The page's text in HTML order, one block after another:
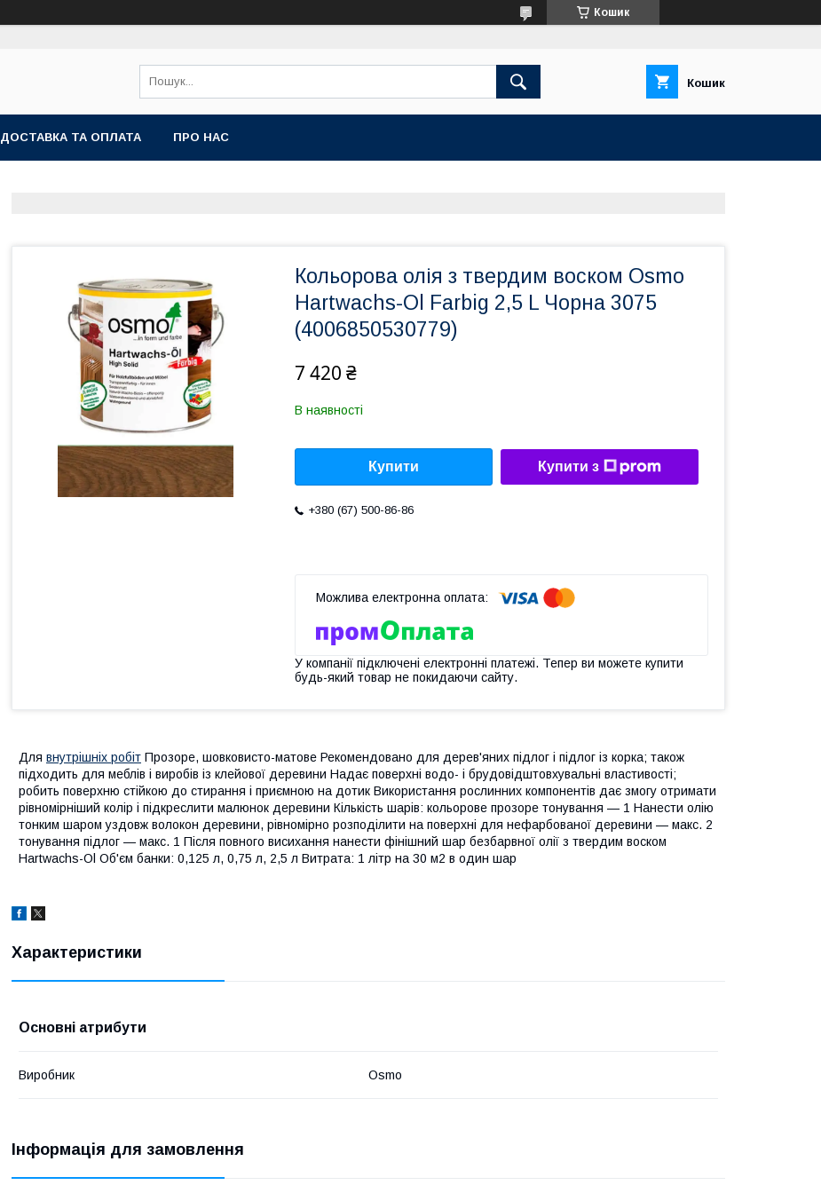
Кошик
Кошик
ДОСТАВКА ТА ОПЛАТА ПРО НАС
Кольорова олія з твердим воском Osmo
Hartwachs-Ol Farbig 2,5 L Чорна 3075
(4006850530779)
7 420 ₴
В наявності
Купити Купити з
+380 (67) 500-86-86
У компанії підключені електронні платежі. Тепер ви можете купити
будь-який товар не покидаючи сайту.
Для внутрішніх робіт Прозоре, шовковисто-матове Рекомендовано для дерев'яних підлог і підлог із корка; також
підходить для меблів і виробів із клейової деревини Надає поверхні водо- і брудовідштовхувальні властивості;
робить поверхню стійкою до стирання і приємною на дотик Використання рослинних компонентів дає змогу отримати
рівномірніший колір і підкреслити малюнок деревини Кількість шарів: кольорове прозоре тонування — 1 Нанести олію
тонким шаром уздовж волокон деревини, рівномірно розподілити на поверхні для нефарбованої деревини — макс. 2
тонування підлог — макс. 1 Після повного висихання нанести фінішний шар безбарвної олії з твердим воском
Hartwachs-Ol Об'єм банки: 0,125 л, 0,75 л, 2,5 л Витрата: 1 літр на 30 м2 в один шар
Характеристики
Основні атрибути
Виробник Osmo
Інформація для замовлення